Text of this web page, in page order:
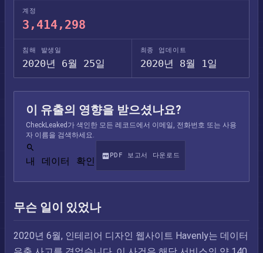
계정
3,414,298
침해 발생일
2020년 6월 25일
최종 업데이트
2020년 8월 1일
이 유출의 영향을 받으셨나요?
CheckLeaked가 색인한 모든 레코드에서 이메일, 전화번호 또는 사용
자 이름을 검색하세요.
내 데이터 확인
PDF 보고서 다운로드
무슨 일이 있었나
2020년 6월, 인테리어 디자인 웹사이트 Havenly는 데이터